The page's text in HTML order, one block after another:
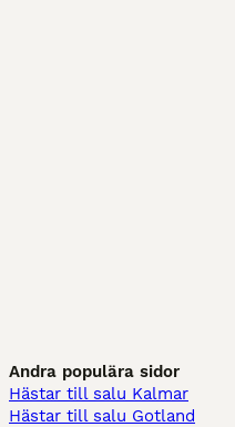
Andra populära sidor
Hästar till salu Kalmar
Hästar till salu Gotland